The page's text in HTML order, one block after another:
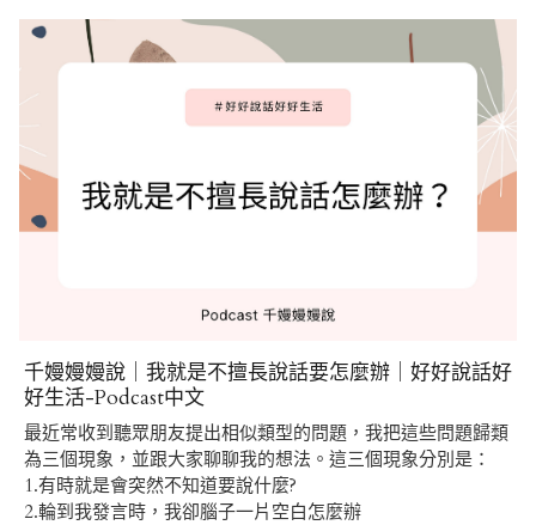
千嫚嫚嫚說｜我就是不擅長說話要怎麼辦｜好好說話好
好生活-Podcast中文
最近常收到聽眾朋友提出相似類型的問題，我把這些問題歸類
為三個現象，並跟大家聊聊我的想法。這三個現象分別是：
1.有時就是會突然不知道要說什麼?
2.輪到我發言時，我卻腦子一片空白怎麼辦